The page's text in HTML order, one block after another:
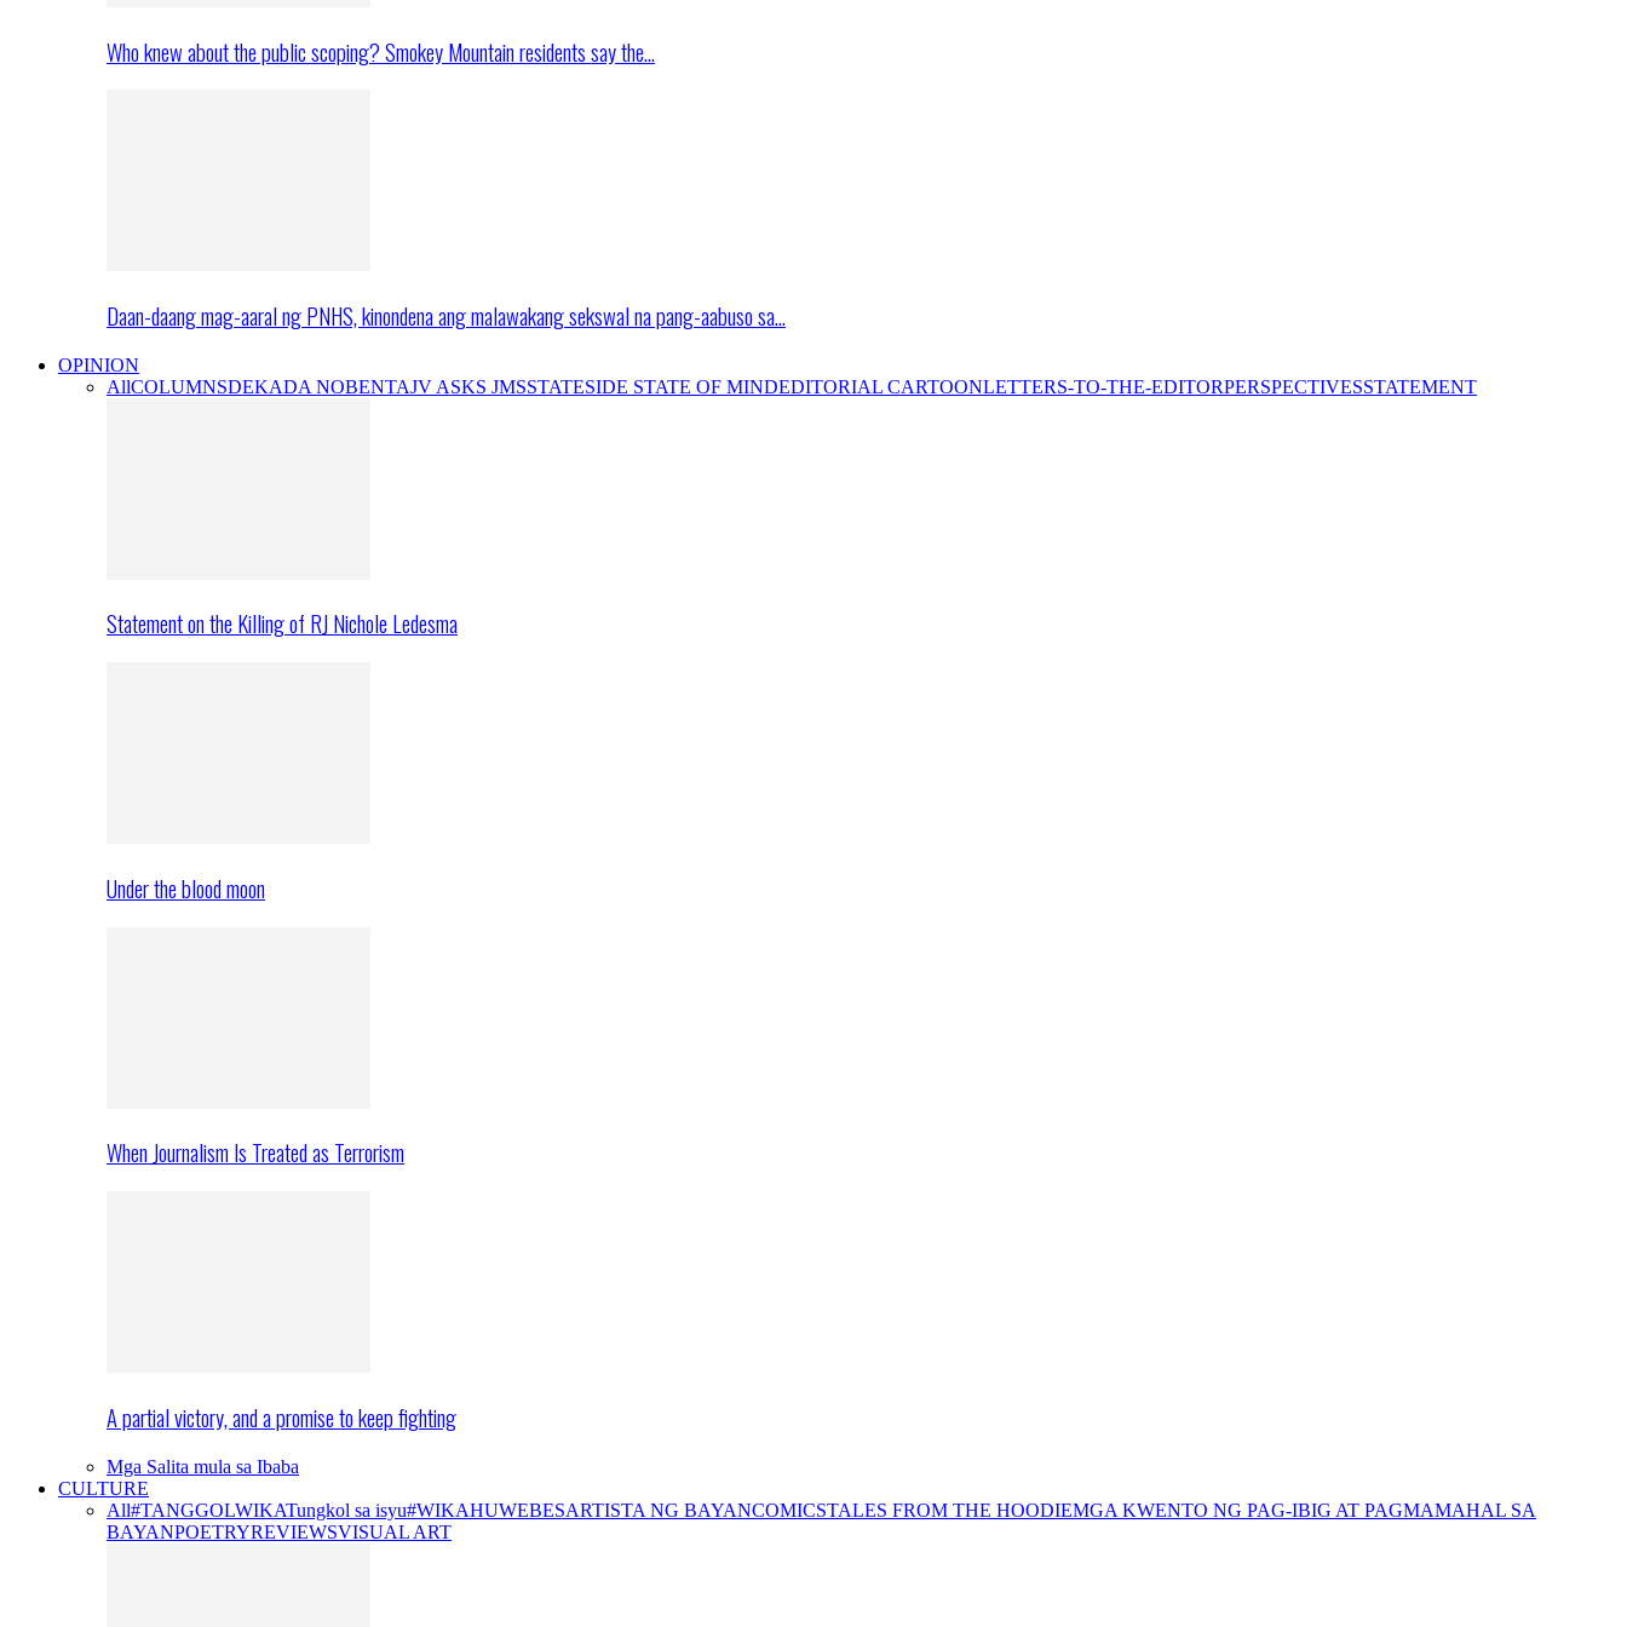
Who knew about the public scoping? Smokey Mountain residents say the…
Daan-daang mag-aaral ng PNHS, kinondena ang malawakang sekswal na pang-aabuso sa…
OPINION
AllCOLUMNSDEKADA NOBENTAJV ASKS JMSSTATESIDE STATE OF MINDEDITORIAL CARTOONLETTERS-TO-THE-EDITORPERSPECTIVESSTATEMENT
Statement on the Killing of RJ Nichole Ledesma
Under the blood moon
When Journalism Is Treated as Terrorism
A partial victory, and a promise to keep fighting
Mga Salita mula sa Ibaba
CULTURE
All#TANGGOLWIKATungkol sa isyu#WIKAHUWEBESARTISTA NG BAYANCOMICSTALES FROM THE HOODIEMGA KWENTO NG PAG-IBIG AT PAGMAMAHAL SA
BAYANPOETRYREVIEWSVISUAL ART